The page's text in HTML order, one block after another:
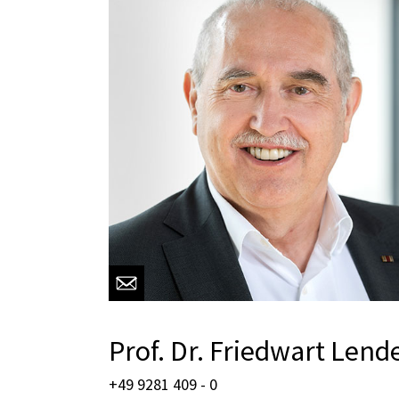
Prof. Dr. Friedwart
+49 9281 409 - 0